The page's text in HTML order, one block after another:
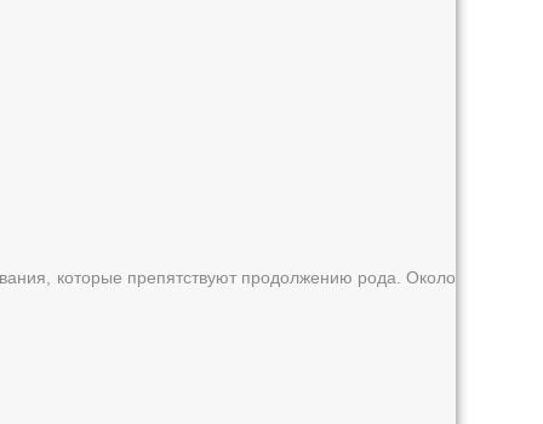
которые препятствуют продолжению рода. Около